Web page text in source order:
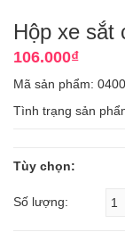
Hộp xe sắt
106.000₫
Mã sản phẩm:
Tình trạng sản
Tùy chọn:
Số lượng: